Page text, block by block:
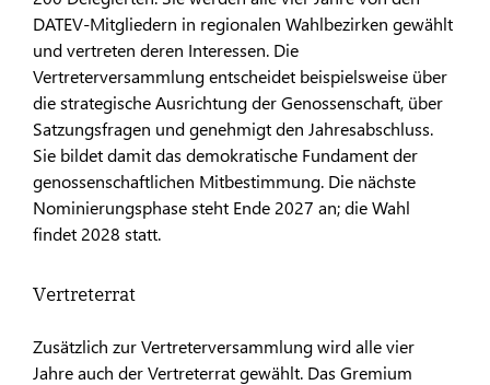
DATEV-Mitgliedern in regionalen Wahlbezirken gewählt
und vertreten deren Interessen. Die
Vertreterversammlung entscheidet beispielsweise über
die strategische Ausrichtung der Genossenschaft, über
Satzungsfragen und genehmigt den Jahresabschluss.
Sie bildet damit das demokratische Fundament der
genossenschaftlichen Mitbestimmung. Die nächste
Nominierungsphase steht Ende 2027 an; die Wahl
findet 2028 statt.
Vertreterrat
Zusätzlich zur Vertreterversammlung wird alle vier
Jahre auch der Vertreterrat gewählt. Das Gremium